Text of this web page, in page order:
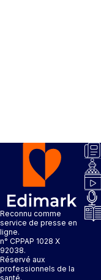
Reconnu comme
service de presse en
ligne.
n° CPPAP 1028 X
92038.
Réservé aux
professionnels de la
santé.